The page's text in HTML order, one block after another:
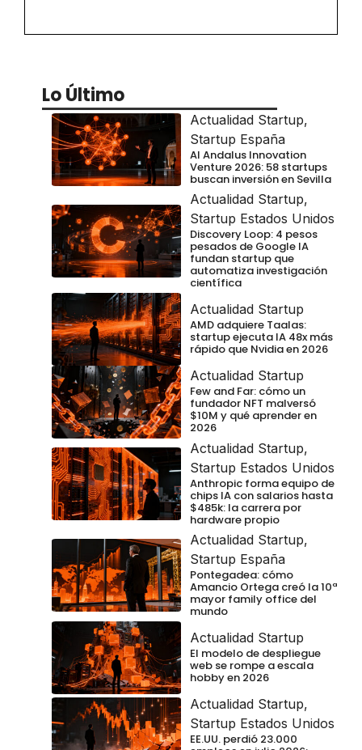
Lo Último
Actualidad Startup,
Startup España
Al Andalus Innovation
Venture 2026: 58 startups
buscan inversión en Sevilla
Actualidad Startup,
Startup Estados Unidos
Discovery Loop: 4 pesos
pesados de Google IA
fundan startup que
automatiza investigación
científica
Actualidad Startup
AMD adquiere Taalas:
startup ejecuta IA 48x más
rápido que Nvidia en 2026
Actualidad Startup
Few and Far: cómo un
fundador NFT malversó
$10M y qué aprender en
2026
Actualidad Startup,
Startup Estados Unidos
Anthropic forma equipo de
chips IA con salarios hasta
$485k: la carrera por
hardware propio
Actualidad Startup,
Startup España
Pontegadea: cómo
Amancio Ortega creó la 10ª
mayor family office del
mundo
Actualidad Startup
El modelo de despliegue
web se rompe a escala
hobby en 2026
Actualidad Startup,
Startup Estados Unidos
EE.UU. perdió 23.000